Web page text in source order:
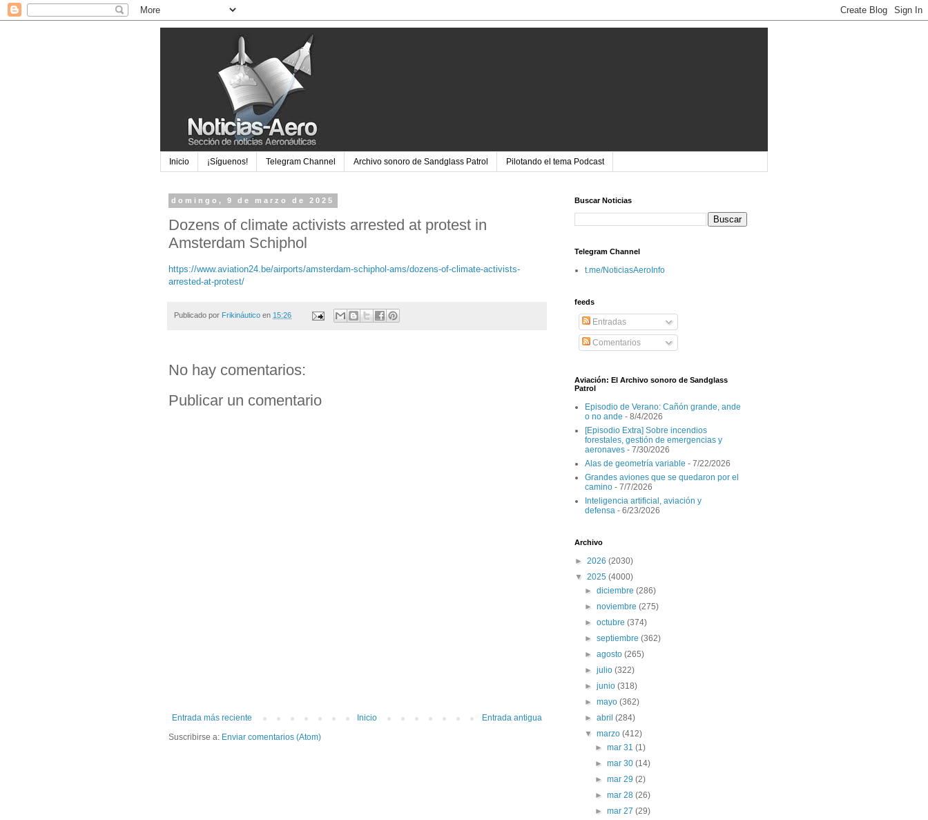
Inicio ¡Síguenos! Telegram Channel Archivo sonoro de Sandglass Patrol Pilotando el tema Podcast
domingo, 9 de marzo de 2025
Dozens of climate activists arrested at protest in
Amsterdam Schiphol
https://www.aviation24.be/airports/amsterdam-schiphol-ams/dozens-of-climate-activists-
arrested-at-protest/
Publicado por Frikináutico en 15:26
No hay comentarios:
Publicar un comentario
Entrada más reciente Entrada antigua
Inicio
Suscribirse a: Enviar comentarios (Atom)
Buscar Noticias
Telegram Channel
t.me/NoticiasAeroInfo
feeds
Entradas
Comentarios
Aviación: El Archivo sonoro de Sandglass
Patrol
Episodio de Verano: Cañón grande, ande
o no ande - 8/4/2026
[Episodio Extra] Sobre incendios
forestales, gestión de emergencias y
aeronaves - 7/30/2026
Alas de geometría variable - 7/22/2026
Grandes aviones que se quedaron por el
camino - 7/7/2026
Inteligencia artificial, aviación y
defensa - 6/23/2026
Archivo
► 2026 (2030)
▼ 2025 (4000)
►diciembre(286)
►noviembre(275)
►octubre(374)
►septiembre(362)
►agosto(265)
►julio(322)
►junio(318)
►mayo(362)
►abril(284)
▼marzo(412)
► mar 31 (1)
► mar 30 (14)
► mar 29 (2)
► mar 28 (26)
► mar 27 (29)